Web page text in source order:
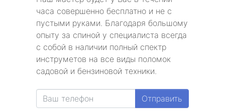
часа совершенно бесплатно и не с
пустыми руками. Благодаря большому
опыту за спиной у специалиста всегда
с собой в наличии полный спектр
инструметов на все виды поломок
садовой и бензиновой техники.
Отправить